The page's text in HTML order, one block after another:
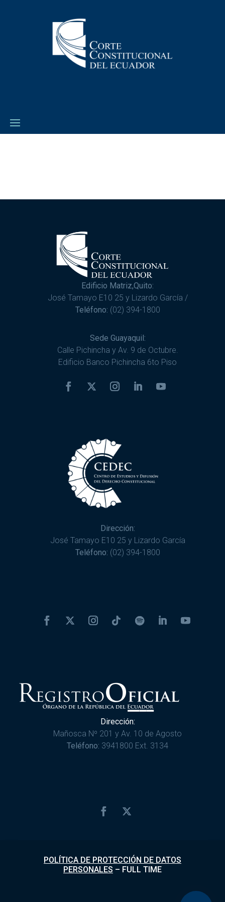
Edificio Matriz,Quito:
José Tamayo E10 25 y Lizardo García /
Teléfono: (02) 394-1800
Sede Guayaquil:
Calle Pichincha y Av. 9 de Octubre.
Edificio Banco Pichincha 6to Piso
Dirección:
José Tamayo E10 25 y Lizardo García
Teléfono: (02) 394-1800
Dirección:
Mañosca Nº 201 y Av. 10 de Agosto
Teléfono: 3941800 Ext. 3134
POLÍTICA DE PROTECCIÓN DE DATOS
PERSONALES – FULL TIME